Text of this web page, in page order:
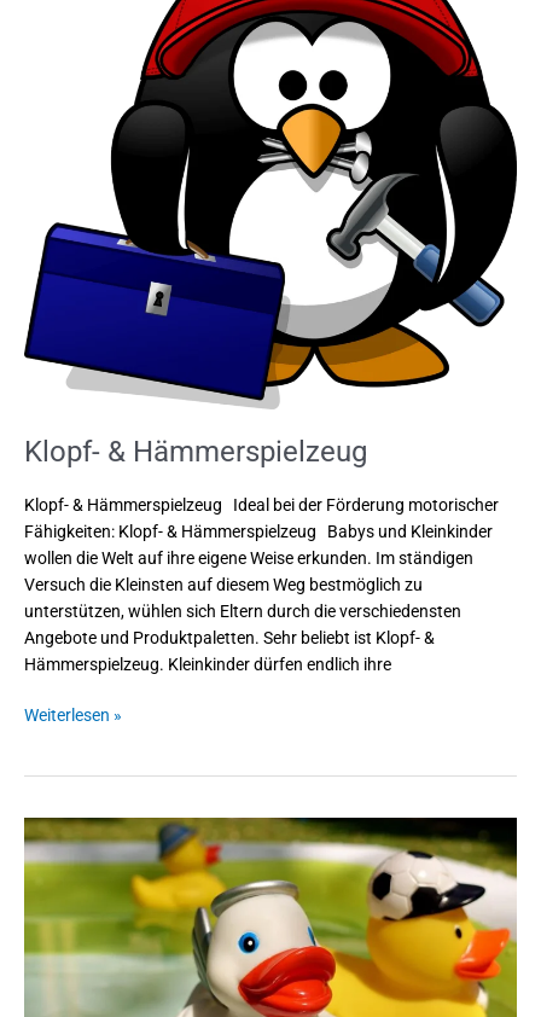
Klopf- & Hämmerspielzeug
Klopf- & Hämmerspielzeug Ideal bei der Förderung motorischer
Fähigkeiten: Klopf- & Hämmerspielzeug Babys und Kleinkinder
wollen die Welt auf ihre eigene Weise erkunden. Im ständigen
Versuch die Kleinsten auf diesem Weg bestmöglich zu
unterstützen, wühlen sich Eltern durch die verschiedensten
Angebote und Produktpaletten. Sehr beliebt ist Klopf- &
Hämmerspielzeug. Kleinkinder dürfen endlich ihre
Weiterlesen »
Badewannenspielzeug